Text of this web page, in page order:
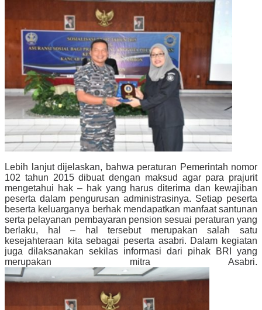
Lebih lanjut dijelaskan, bahwa peraturan Pemerintah nomor
102 tahun 2015 dibuat dengan maksud agar para prajurit
mengetahui hak – hak yang harus diterima dan kewajiban
peserta dalam pengurusan administrasinya. Setiap peserta
beserta keluarganya berhak mendapatkan manfaat santunan
serta pelayanan pembayaran pension sesuai peraturan yang
berlaku, hal – hal tersebut merupakan salah satu
kesejahteraan kita sebagai peserta asabri. Dalam kegiatan
juga dilaksanakan sekilas informasi dari pihak BRI yang
merupakan mitra Asabri.